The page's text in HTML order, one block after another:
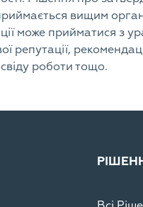
вищим
може прийматися з
репутації,
роботи тощо.